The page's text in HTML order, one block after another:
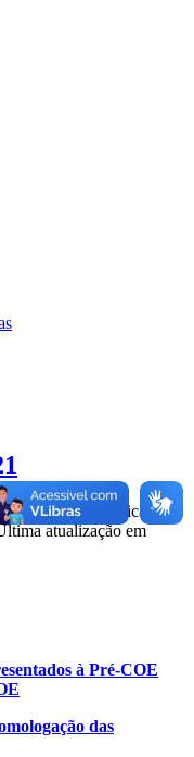
Social
Publicado:
atualização em
à Pré-COE
das